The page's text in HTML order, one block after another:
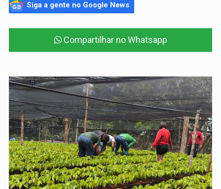
Siga a gente no Google News
Compartilhar no Whatsapp